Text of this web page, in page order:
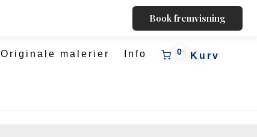
Originale malerier Info 0
Book fremvisning